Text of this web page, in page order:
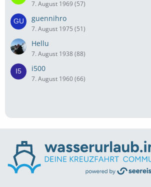
7. August 1969 (57)
guennihro
7. August 1975 (51)
Hellu
7. August 1938 (88)
i500
7. August 1960 (66)